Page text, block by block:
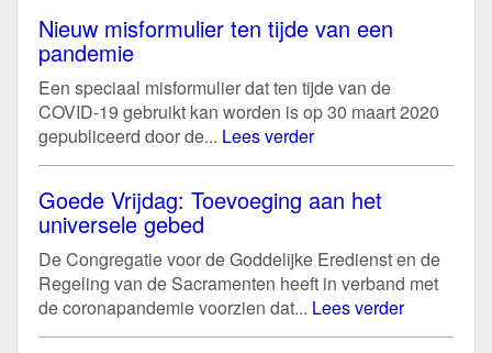
Nieuw misformulier ten tijde van een
pandemie
Een speciaal misformulier dat ten tijde van de
COVID-19 gebruikt kan worden is op 30 maart 2020
gepubliceerd door de... Lees verder
Goede Vrijdag: Toevoeging aan het
universele gebed
De Congregatie voor de Goddelijke Eredienst en de
Regeling van de Sacramenten heeft in verband met
de coronapandemie voorzien dat... Lees verder